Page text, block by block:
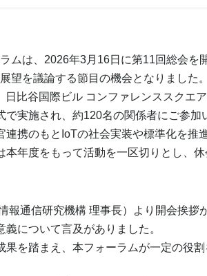
ムは、2026年3月16日に第11回総会を
望を議論する節目の機会となりました。
比谷国際ビル コンファレンススクエ
実施され、約120名の関係者にご参加
携のもとIoTの社会実装や標準化を推
年度をもって活動を一区切りとし、休
報通信研究機構 理事長）より開会挨拶
について言及がありました。
を踏まえ、本フォーラムが一定の役